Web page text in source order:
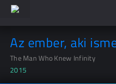
Az ember, aki
The Man Who Knew Infinity
2015